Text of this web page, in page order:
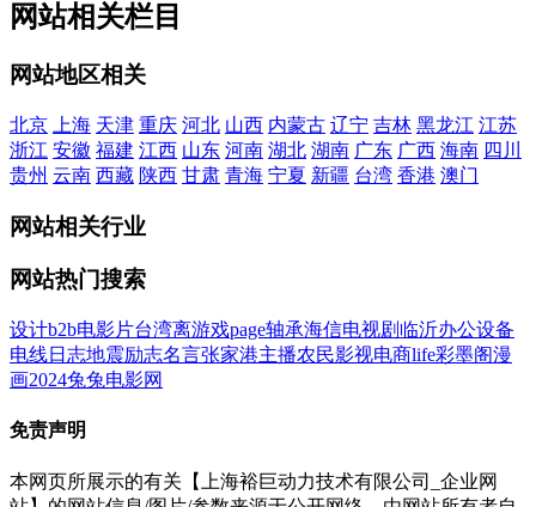
网站相关栏目
网站地区相关
北京 上海 天津 重庆 河北 山西 内蒙古 辽宁 吉林 黑龙江 江苏
浙江 安徽 福建 江西 山东 河南 湖北 湖南 广东 广西 海南 四川
贵州 云南 西藏 陕西 甘肃 青海 宁夏 新疆 台湾 香港 澳门
网站相关行业
网站热门搜索
设计b2b电影片台湾离游戏page轴承海信电视剧 临沂办公设备
电线日志地震励志名言张家港主播农民影视电商life彩墨阁漫
画2024兔兔电影网
免责声明
本网页所展示的有关【上海裕巨动力技术有限公司_企业网